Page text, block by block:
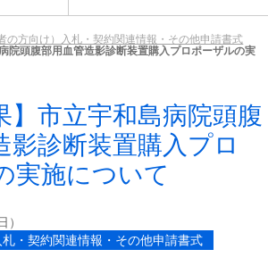
者の方向け）入札・契約関連情報・その他申請書式
院頭腹部用血管造影診断装置購入プロポーザルの実
】市立宇和島病院頭腹
影診断装置購入プロ
実施について
）
札・契約関連情報・その他申請書式